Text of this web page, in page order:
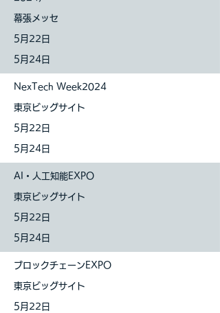
幕張メッセ
5月22日
5月24日
NexTech Week2024
東京ビッグサイト
5月22日
5月24日
AI・人工知能EXPO
東京ビッグサイト
5月22日
5月24日
ブロックチェーンEXPO
東京ビッグサイト
5月22日